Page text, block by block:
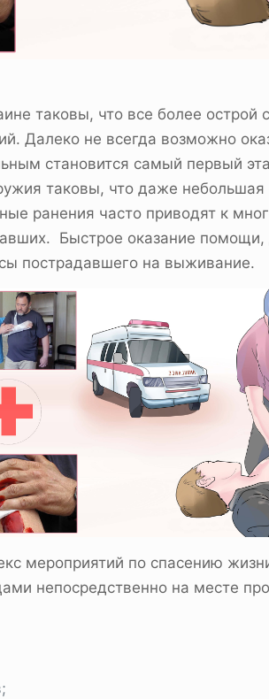
таковы, что все более острой
Далеко не всегда возможно
становится самый первый
таковы, что даже
ранения часто приводят к
Быстрое оказание
пострадавшего на выживание.
мероприятий по спасению
непосредственно на месте